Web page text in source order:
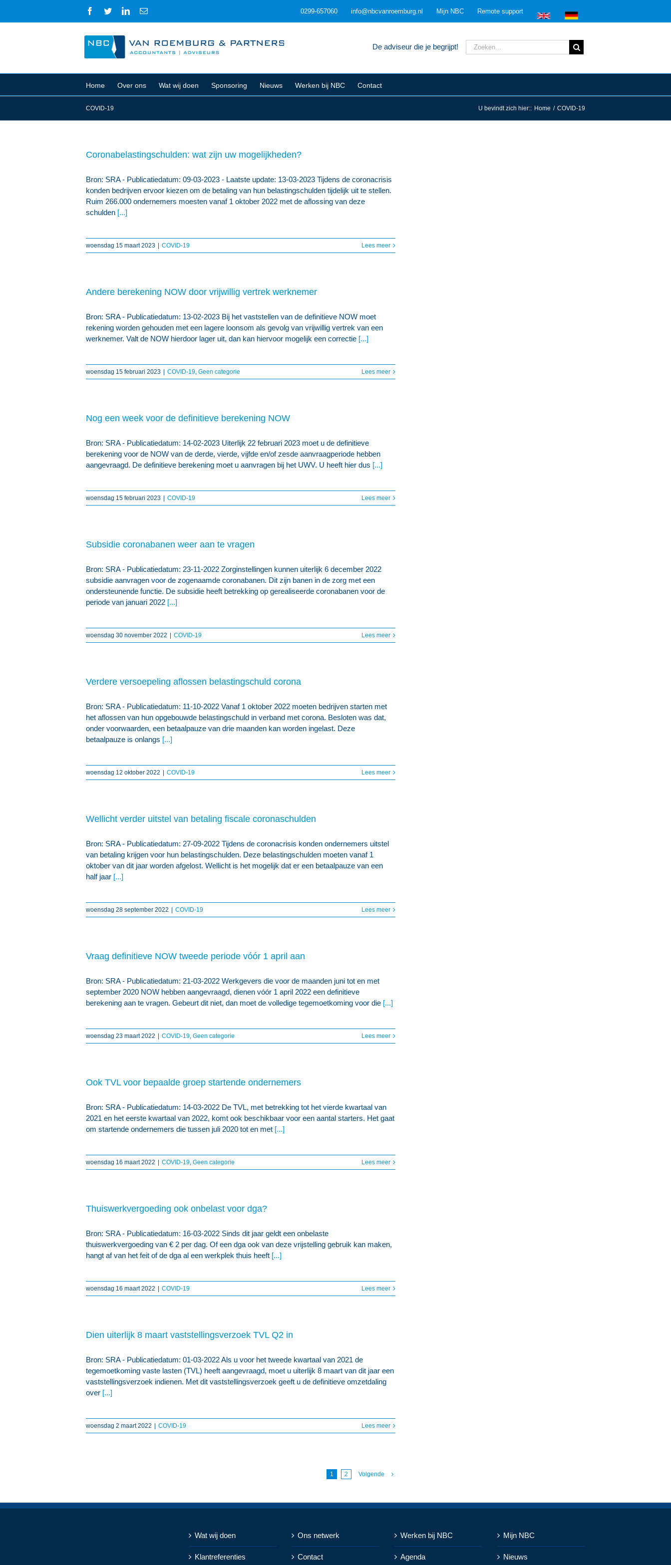
Facebook
TwitterLinkedIn
E-
0299-657060 info@nbcvanroemburg.nl Mijn NBC Remote support
De adviseur die je begrijpt!
Zoeken
naar:
Home Over ons Wat wij doen Sponsoring Nieuws Werken bij NBC Contact
COVID-19 U bevindt zich hier:: Home / COVID-19
Coronabelastingschulden: wat zijn uw mogelijkheden?
Bron: SRA - Publicatiedatum: 09-03-2023 - Laatste update: 13-03-2023 Tijdens de coronacrisis
konden bedrijven ervoor kiezen om de betaling van hun belastingschulden tijdelijk uit te stellen.
Ruim 266.000 ondernemers moesten vanaf 1 oktober 2022 met de aflossing van deze
schulden [...]
woensdag 15 maart 2023 COVID-19 Lees meer
Andere berekening NOW door vrijwillig vertrek werknemer
Bron: SRA - Publicatiedatum: 13-02-2023 Bij het vaststellen van de definitieve NOW moet
rekening worden gehouden met een lagere loonsom als gevolg van vrijwillig vertrek van een
werknemer. Valt de NOW hierdoor lager uit, dan kan hiervoor mogelijk een correctie [...]
woensdag 15 februari 2023 COVID-19, Geen categorie Lees meer
Nog een week voor de definitieve berekening NOW
Bron: SRA - Publicatiedatum: 14-02-2023 Uiterlijk 22 februari 2023 moet u de definitieve
berekening voor de NOW van de derde, vierde, vijfde en/of zesde aanvraagperiode hebben
aangevraagd. De definitieve berekening moet u aanvragen bij het UWV. U heeft hier dus [...]
woensdag 15 februari 2023 COVID-19 Lees meer
Subsidie coronabanen weer aan te vragen
Bron: SRA - Publicatiedatum: 23-11-2022 Zorginstellingen kunnen uiterlijk 6 december 2022
subsidie aanvragen voor de zogenaamde coronabanen. Dit zijn banen in de zorg met een
ondersteunende functie. De subsidie heeft betrekking op gerealiseerde coronabanen voor de
periode van januari 2022 [...]
woensdag 30 november 2022 COVID-19 Lees meer
Verdere versoepeling aflossen belastingschuld corona
Bron: SRA - Publicatiedatum: 11-10-2022 Vanaf 1 oktober 2022 moeten bedrijven starten met
het aflossen van hun opgebouwde belastingschuld in verband met corona. Besloten was dat,
onder voorwaarden, een betaalpauze van drie maanden kan worden ingelast. Deze
betaalpauze is onlangs [...]
woensdag 12 oktober 2022 COVID-19 Lees meer
Wellicht verder uitstel van betaling fiscale coronaschulden
Bron: SRA - Publicatiedatum: 27-09-2022 Tijdens de coronacrisis konden ondernemers uitstel
van betaling krijgen voor hun belastingschulden. Deze belastingschulden moeten vanaf 1
oktober van dit jaar worden afgelost. Wellicht is het mogelijk dat er een betaalpauze van een
half jaar [...]
woensdag 28 september 2022 COVID-19 Lees meer
Vraag definitieve NOW tweede periode vóór 1 april aan
Bron: SRA - Publicatiedatum: 21-03-2022 Werkgevers die voor de maanden juni tot en met
september 2020 NOW hebben aangevraagd, dienen vóór 1 april 2022 een definitieve
berekening aan te vragen. Gebeurt dit niet, dan moet de volledige tegemoetkoming voor die [...]
woensdag 23 maart 2022 COVID-19, Geen categorie Lees meer
Ook TVL voor bepaalde groep startende ondernemers
Bron: SRA - Publicatiedatum: 14-03-2022 De TVL, met betrekking tot het vierde kwartaal van
2021 en het eerste kwartaal van 2022, komt ook beschikbaar voor een aantal starters. Het gaat
om startende ondernemers die tussen juli 2020 tot en met [...]
woensdag 16 maart 2022 COVID-19, Geen categorie Lees meer
Thuiswerkvergoeding ook onbelast voor dga?
Bron: SRA - Publicatiedatum: 16-03-2022 Sinds dit jaar geldt een onbelaste
thuiswerkvergoeding van € 2 per dag. Of een dga ook van deze vrijstelling gebruik kan maken,
hangt af van het feit of de dga al een werkplek thuis heeft [...]
woensdag 16 maart 2022 COVID-19 Lees meer
Dien uiterlijk 8 maart vaststellingsverzoek TVL Q2 in
Bron: SRA - Publicatiedatum: 01-03-2022 Als u voor het tweede kwartaal van 2021 de
tegemoetkoming vaste lasten (TVL) heeft aangevraagd, moet u uiterlijk 8 maart van dit jaar een
vaststellingsverzoek indienen. Met dit vaststellingsverzoek geeft u de definitieve omzetdaling
over [...]
woensdag 2 maart 2022 COVID-19 Lees meer
1 2 Volgende
Wat wij doen
Klantreferenties
Ons netwerk
Contact
Werken bij NBC
Agenda
Mijn NBC
Nieuws